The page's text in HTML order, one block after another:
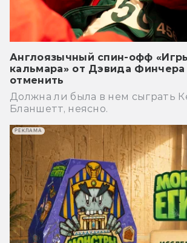
Англоязычный спин-офф
кальмара» от Дэвида Финчера
отменить
Должна ли была в нем сыграть
Бланшетт, неясно.
РЕКЛАМА